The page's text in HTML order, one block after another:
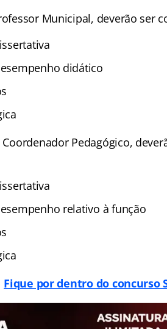
Municipal, deverão ser
didático
Coordenador Pedagógico,
relativo à função
Fique por dentro do concurso